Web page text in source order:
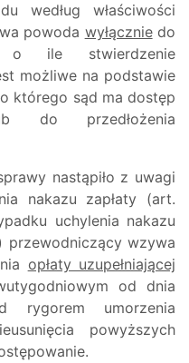
według właściwości
powoda wyłączniedo
ile stwierdzenie
możliwe na podstawie
którego sąd ma dostęp
do przedłożenia
nastąpiło z uwagi
nakazu zapłaty (art.
uchylenia nakazu
przewodniczący wzywa
opłaty uzupełniającej
od dnia
rygorem umorzenia
powyższych